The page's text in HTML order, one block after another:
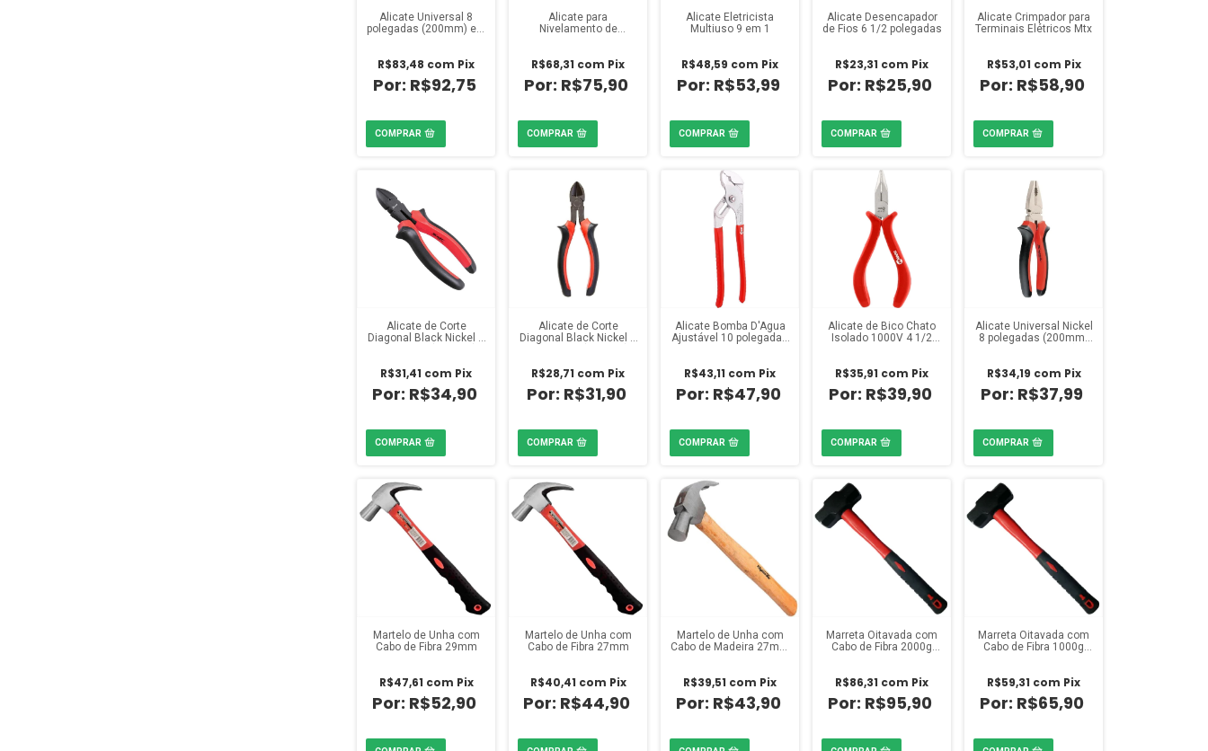
Alicate Universal 8
polegadas (200mm) em
R$92,75
R$83,48 com Pix
Alicate para
Nivelamento de
R$75,90
R$68,31 com Pix
Alicate Eletricista
Multiuso 9 em 1
R$53,99
R$48,59 com Pix
Alicate Desencapador
de Fios 6 1/2 polegadas
R$25,90
R$23,31 com Pix
Alicate Crimpador para
Terminais Elétricos Mtx
R$58,90
R$53,01 com Pix
Alicate de Corte
Diagonal Black Nickel 7
R$34,90
R$31,41 com Pix
Alicate de Corte
Diagonal Black Nickel 6
R$31,90
R$28,71 com Pix
Alicate Bomba D'Água
Ajustável 10 polegadas
R$47,90
R$43,11 com Pix
Alicate de Bico Chato
Isolado 1000V 4 1/2
R$39,90
R$35,91 com Pix
Alicate Universal Nickel
8 polegadas (200mm)
R$37,99
R$34,19 com Pix
Martelo de Unha com
Cabo de Fibra 29mm
R$52,90
R$47,61 com Pix
Martelo de Unha com
Cabo de Fibra 27mm
R$44,90
R$40,41 com Pix
Martelo de Unha com
Cabo de Madeira 27mm
R$43,90
R$39,51 com Pix
Marreta Oitavada com
Cabo de Fibra 2000g
R$95,90
R$86,31 com Pix
Marreta Oitavada com
Cabo de Fibra 1000g
R$65,90
R$59,31 com Pix